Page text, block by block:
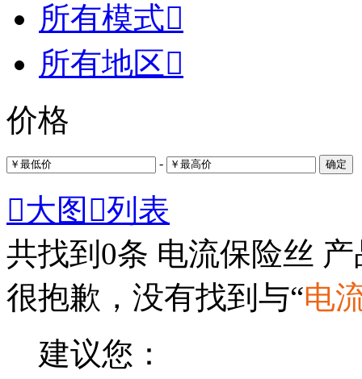
所有模式
所有地区
价格
- 确定
大图 列表
共找到 0条 电流保险丝
很抱歉，没有找到与“电
建议您：